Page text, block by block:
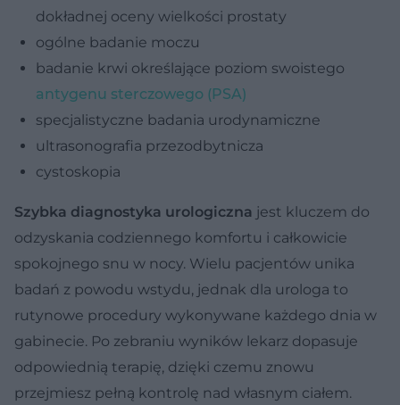
dokładnej oceny wielkości prostaty
ogólne badanie moczu
badanie krwi określające poziom swoistego
antygenu sterczowego (PSA)
specjalistyczne badania urodynamiczne
ultrasonografia przezodbytnicza
cystoskopia
Szybka diagnostyka urologiczna jest kluczem do
odzyskania codziennego komfortu i całkowicie
spokojnego snu w nocy. Wielu pacjentów unika
badań z powodu wstydu, jednak dla urologa to
rutynowe procedury wykonywane każdego dnia w
gabinecie. Po zebraniu wyników lekarz dopasuje
odpowiednią terapię, dzięki czemu znowu
przejmiesz pełną kontrolę nad własnym ciałem.